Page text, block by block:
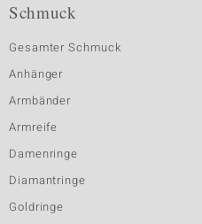
Schmuck
Gesamter Schmuck
Anhänger
Armbänder
Armreife
Damenringe
Diamantringe
Goldringe